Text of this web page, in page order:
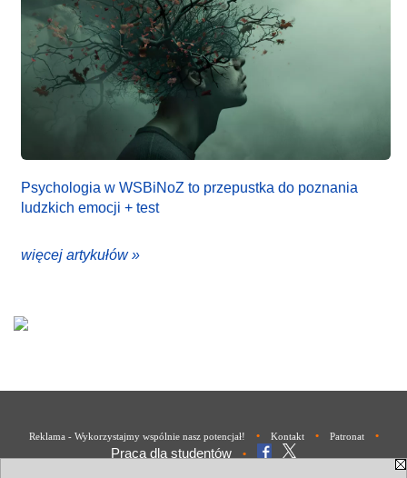
Psychologia w WSBiNoZ to przepustka do poznania
ludzkich emocji + test
więcej artykułów »
Reklama - Wykorzystajmy wspólnie nasz potencjał! • Kontakt • Patronat •
Praca dla studentów •